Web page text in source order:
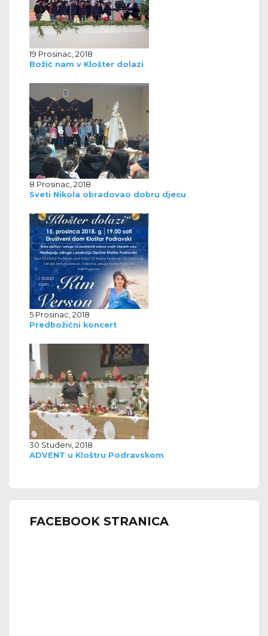
19 Prosinac, 2018
Božić nam v Klošter dolazi
8 Prosinac, 2018
Sveti Nikola obradovao dobru djecu
5 Prosinac, 2018
Predbožićni koncert
30 Studeni, 2018
ADVENT u Kloštru Podravskom
FACEBOOK STRANICA